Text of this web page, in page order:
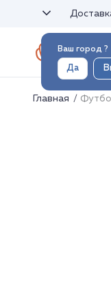
Ваш город ?
Да
Главная